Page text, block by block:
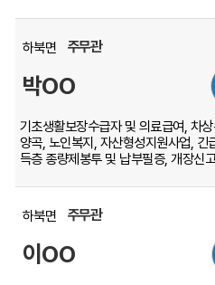
하북면 주무관
박OO
기초생활보장수급자 및 의료급여, 차
양곡, 노인복지, 자산형성지원사업,
득층 종량제봉투 및 납부필증, 개장신
하북면 주무관
이OO